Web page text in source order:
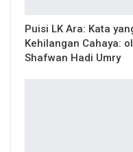
Puisi LK Ara: Kata
Kehilangan Cahaya:
Shafwan Hadi Umry